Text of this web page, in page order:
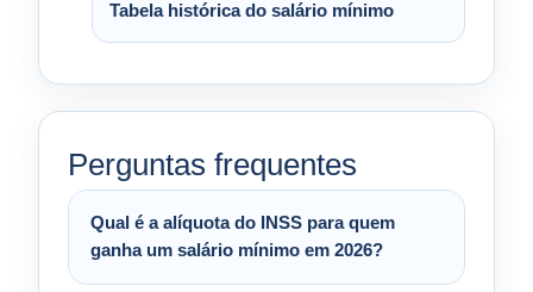
Tabela histórica do salário mínimo
Perguntas frequentes
Qual é a alíquota do INSS para quem
ganha um salário mínimo em 2026?